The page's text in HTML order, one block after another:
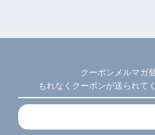
クーポンメルマガ
もれなくクーポンが送られて